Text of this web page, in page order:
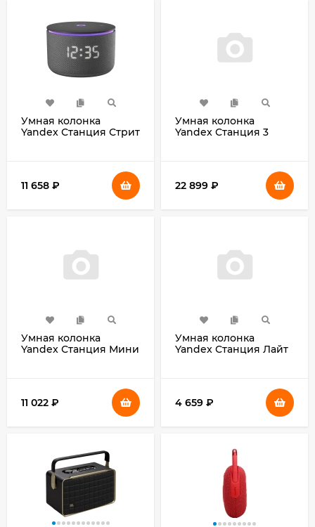
Умная колонка
Yandex Станция Стрит
11 658 ₽
Умная колонка
Yandex Станция 3
22 899 ₽
Умная колонка
Yandex Станция Мини
11 022 ₽
Умная колонка
Yandex Станция Лайт
4 659 ₽